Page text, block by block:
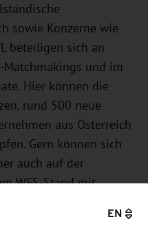
sowie Konzerne wie
beteiligen sich an
Matchmakings und im
Hier können die
rund 500 neue
aus Österreich
Gern können sich
auch auf der
WFS-Stand mit
EN